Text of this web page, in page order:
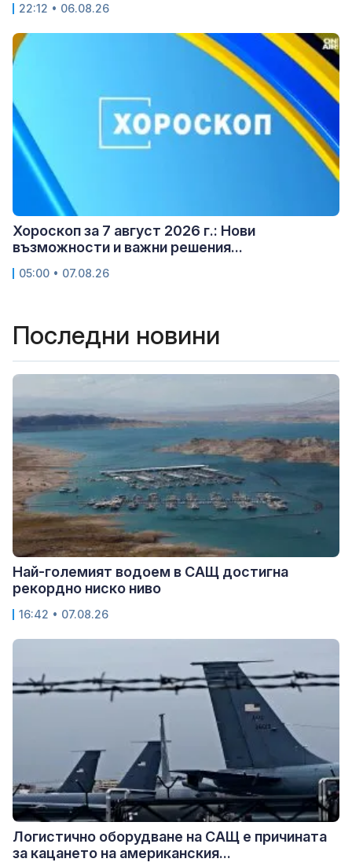
22:12 • 06.08.26
Хороскоп за 7 август 2026 г.: Нови
възможности и важни решения...
05:00 • 07.08.26
Последни новини
Най-големият водоем в САЩ достигна
рекордно ниско ниво
16:42 • 07.08.26
Логистично оборудване на САЩ е причината
за кацането на американския...